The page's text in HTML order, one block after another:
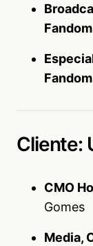
Cliente:
CMO
Gomes
Media,